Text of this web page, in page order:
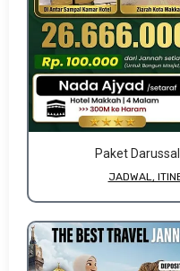
Paket
JADWAL,